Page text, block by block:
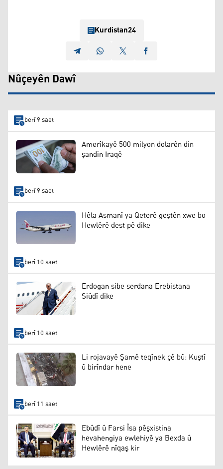
Kurdistan24
Nûçeyên Dawî
berî 9 saet
Amerîkayê 500 milyon dolarên din
şandin Iraqê
berî 9 saet
Hêla Asmanî ya Qeterê geştên xwe bo
Hewlêrê dest pê dike
berî 10 saet
Erdogan sibe serdana Erebistana
Siûdî dike
berî 10 saet
Li rojavayê Şamê teqînek çê bû: Kuştî
û birîndar hene
berî 11 saet
Ebûdî û Farsi Îsa pêşxistina
hevahengiya ewlehiyê ya Bexda û
Hewlêrê nîqaş kir